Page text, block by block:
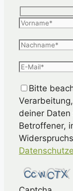
Bitte
deiner
Betroffener,